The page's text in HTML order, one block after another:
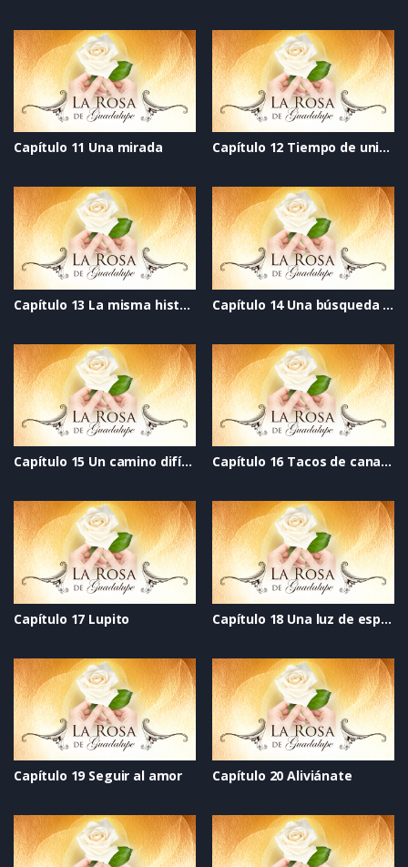
Capítulo 11 Una mirada Capítulo 12 Tiempo de unión
Capítulo 13 La misma historia Capítulo 14 Una búsqueda de amor
Capítulo 15 Un camino difícil de andar Capítulo 16 Tacos de canasta
Capítulo 17 Lupito Capítulo 18 Una luz de esperanza
Capítulo 19 Seguir al amor Capítulo 20 Aliviánate